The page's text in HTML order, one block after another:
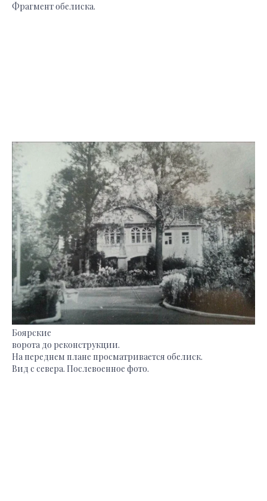
Фрагмент обелиска.
Боярские
ворота до реконструкции.
На переднем плане просматривается обелиск.
Вид с севера. Послевоенное фото.